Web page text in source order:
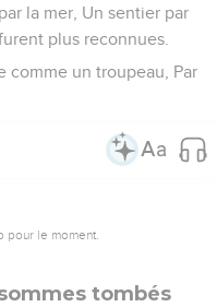
la mer, Un sentier par
plus reconnues.
comme un troupeau, Par
le moment.
tombés